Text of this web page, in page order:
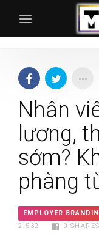
Nhân
lương,
sớm?
phàng
EMPLOYER
2.532
0 SHARES